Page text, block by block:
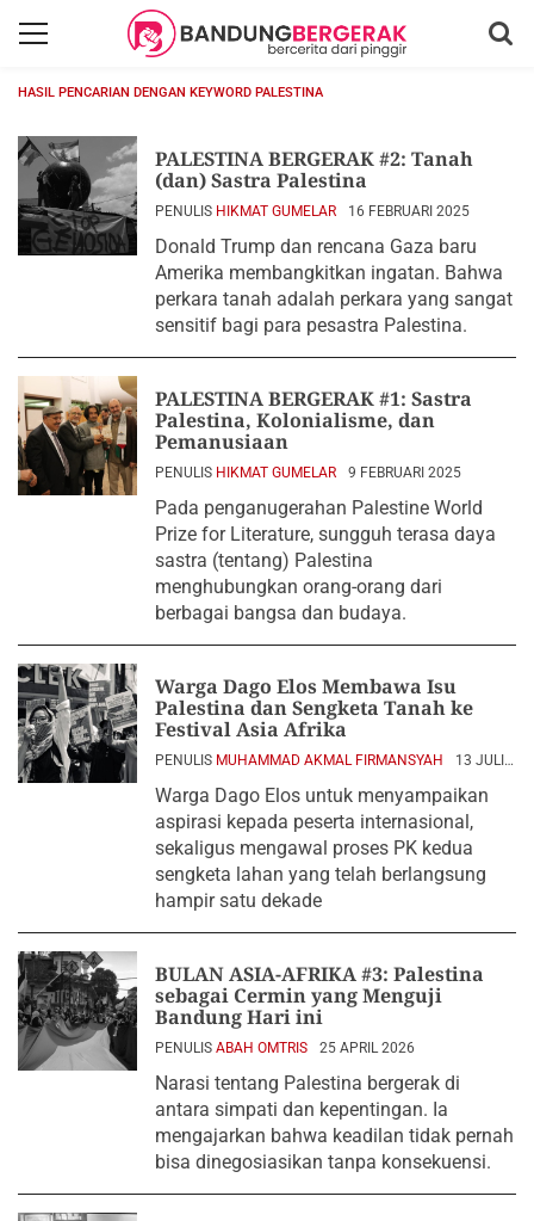
HASIL PENCARIAN DENGAN KEYWORD PALESTINA
PALESTINA BERGERAK #2: Tanah
(dan) Sastra Palestina
PENULIS HIKMAT GUMELAR 16 FEBRUARI 2025
Donald Trump dan rencana Gaza baru
Amerika membangkitkan ingatan. Bahwa
perkara tanah adalah perkara yang sangat
sensitif bagi para pesastra Palestina.
PALESTINA BERGERAK #1: Sastra
Palestina, Kolonialisme, dan
Pemanusiaan
PENULIS HIKMAT GUMELAR 9 FEBRUARI 2025
Pada penganugerahan Palestine World
Prize for Literature, sungguh terasa daya
sastra (tentang) Palestina
menghubungkan orang-orang dari
berbagai bangsa dan budaya.
Warga Dago Elos Membawa Isu
Palestina dan Sengketa Tanah ke
Festival Asia Afrika
PENULIS MUHAMMAD AKMAL FIRMANSYAH
13 JULI
Warga Dago Elos untuk menyampaikan
aspirasi kepada peserta internasional,
sekaligus mengawal proses PK kedua
sengketa lahan yang telah berlangsung
hampir satu dekade
BULAN ASIA-AFRIKA #3: Palestina
sebagai Cermin yang Menguji
Bandung Hari ini
PENULIS ABAH OMTRIS 25 APRIL 2026
Narasi tentang Palestina bergerak di
antara simpati dan kepentingan. Ia
mengajarkan bahwa keadilan tidak pernah
bisa dinegosiasikan tanpa konsekuensi.